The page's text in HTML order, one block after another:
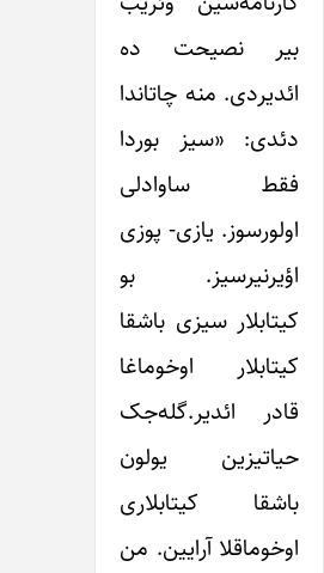
بیر نصیحت ده
ائدیردی. منه چاتاندا
دئدی: «سیز بوردا
فقط ساوادلی
اولورسوز. یازی- پوزی
اؤیرنیرسیز. بو
کیتابلار سیزی باشقا
کیتابلار اوخوماغا
قادر ائدیر.گله‌جک
حیاتیزین یولون
باشقا کیتابلاری
اوخوماقلا آرایین. من